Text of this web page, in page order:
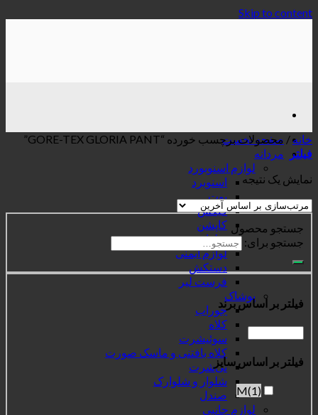
Skip to content
صفحه نخست
مردانه
لوازم اسنوبورد
اسنوبرد
بوت
فیکس
کاپشن
شلوار
لوازم ایمنی
دستکش
فرست لیر
پوشاک
جوراب
کلاه
سوئیشرت
کلاه بافتنی و ماسک صورت
تی‌شرت
شلوار و شلوارک
صندل
لوازم جانبی
خانه/ محصولات برچسب خورده “GORE-TEX GLORIA PANT”
فیلتر
نمایش یک نتیجه
جستجو محصول
جستجو برای:
فیلتر بر اساس برند
فیلتر بر اساس سایز
M(1)